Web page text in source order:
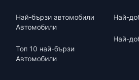
Най-бързи автомобили
Автомобили
Топ 10 най-бързи
Автомобили
Най-
Най-